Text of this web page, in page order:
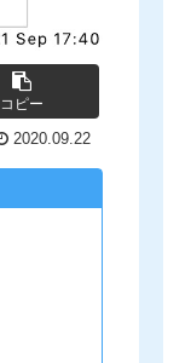
コピー
2020.09.22